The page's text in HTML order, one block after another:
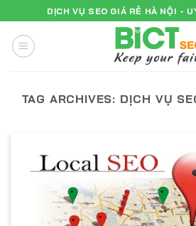
to
content
DỊCH VỤ SEO GIÁ RẺ HÀ NỘI -
TAG ARCHIVES: DỊCH VỤ